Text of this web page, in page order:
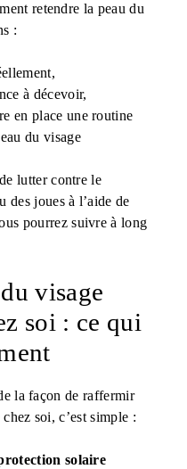
retendre la peau du
:
à décevoir,
en place une routine
du visage
lutter contre le
des joues à l’aide de
pourrez suivre à long
visage
soi : ce qui
la façon de raffermir
soi, c’est simple :
solaire